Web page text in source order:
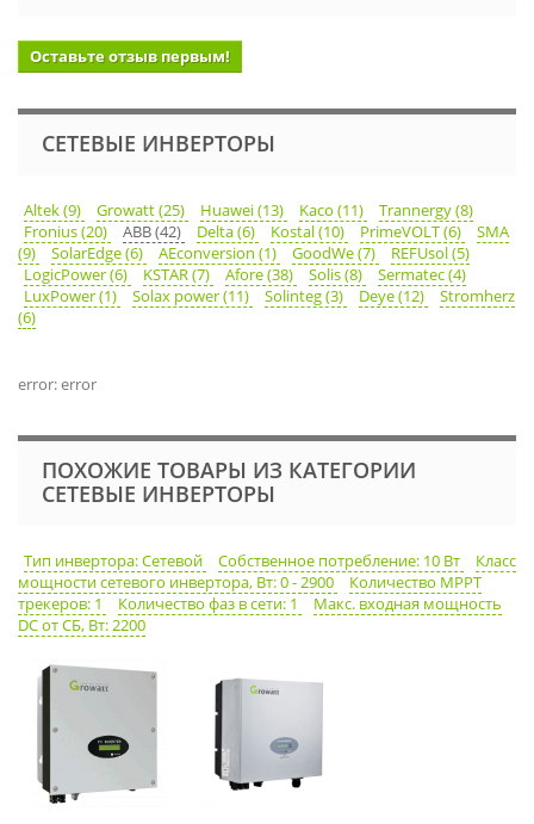
Оставьте отзыв первым!
СЕТЕВЫЕ ИНВЕРТОРЫ
Altek (9) Growatt (25) Huawei (13) Kaco (11)
Trannergy (8)
Fronius (20)
ABB (42) Delta (6) Kostal (10) PrimeVOLT (6)
SMA
(9)
SolarEdge (6) AEconversion (1) GoodWe (7)
REFUsol (5)
LogicPower (6)
KSTAR (7) Afore (38) Solis (8)
Sermatec (4)
LuxPower (1)
Solax power (11) Solinteg (3) Deye (12)
Stromherz
(6)
error: error
ПОХОЖИЕ ТОВАРЫ ИЗ КАТЕГОРИИ
СЕТЕВЫЕ ИНВЕРТОРЫ
Тип инвертора: Сетевой Собственное потребление: 10 Вт
Класс
мощности сетевого инвертора, Вт: 0 - 2900
Количество MPPT
трекеров: 1
Количество фаз в сети: 1
Макс. входная мощность
DC от СБ, Вт: 2200